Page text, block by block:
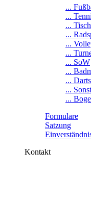
...
...
...
...
...
...
... SoW
...
... Darts
...
...
Formulare
Satzung
Kontakt